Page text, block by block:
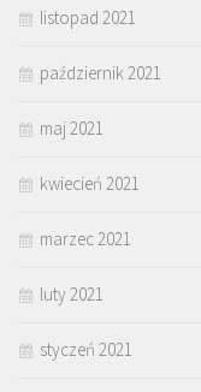
listopad 2021
październik 2021
maj 2021
kwiecień 2021
marzec 2021
luty 2021
styczeń 2021